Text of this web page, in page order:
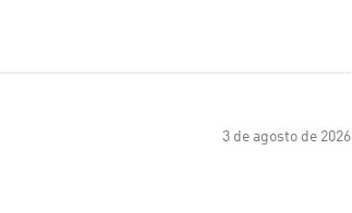
3 de agosto de 2026